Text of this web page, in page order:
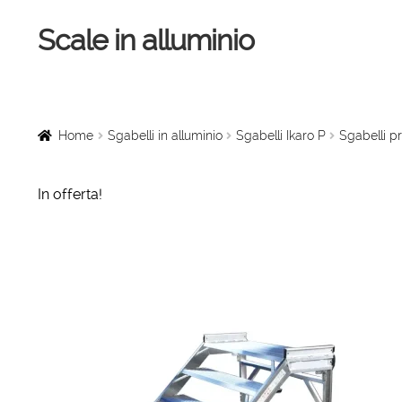
Vai
alla
Vai
al
Scale in alluminio
Scale a chiocciola
Home Sgabelli in alluminio Sgabelli Ikaro P Sgabelli
In offerta!